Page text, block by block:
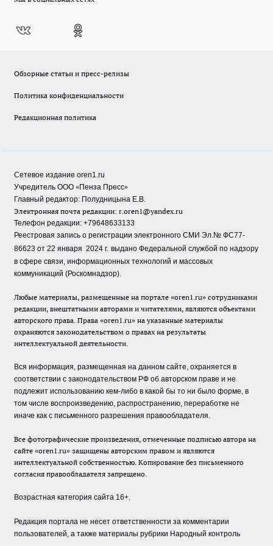
Обзорные статьи и пресс-релизы
Политика конфиденциальности
Редакционная политика
Сетевое издание oren1.ru
Учредитель ООО «Пенза Пресс»
Главный редактор: Полудницына Е.В.
Электронная почта редакции: r.oren1@yandex.ru
Телефон редакции: +79648633133
Реестровая запись о регистрации электронного СМИ Эл.№ ФС77-
86623 от 22 января 2024 г. выдано Федеральной службой по надзору
в сфере связи, информационных технологий и массовых
коммуникаций (Роскомнадзор).
Любые материалы, размещенные на портале «oren1.ru» сотрудниками
редакции, внештатными авторами и читателями, являются объектами
авторского права. Права «oren1.ru» на указанные материалы
охраняются законодательством о правах на результаты
интеллектуальной деятельности.
Вся информация, размещенная на данном сайте, охраняется в
соответствии с законодательством РФ об авторском праве и не
подлежит использованию кем-либо в какой бы то ни было форме, в
том числе воспроизведению, распространению, переработке не
иначе как с письменного разрешения правообладателя.
Все фотографические произведения, отмеченные подписью автора на
сайте «oren1.ru» защищены авторским правом и являются
интеллектуальной собственностью. Копирование без письменного
согласия правообладателя запрещено.
Возрастная категория сайта 16+.
Редакция портала не несет ответственности за комментарии
пользователей, а также материалы рубрики Народный контроль